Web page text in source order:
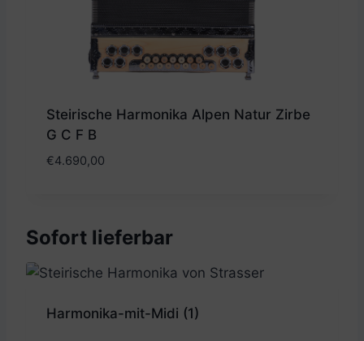
Steirische Harmonika Alpen Natur Zirbe
G C F B
€4.690,00
Sofort lieferbar
Harmonika-mit-Midi (1)